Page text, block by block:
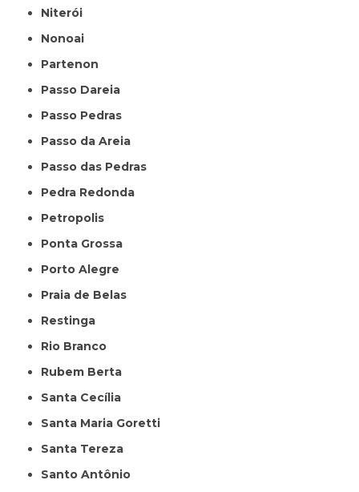
Niterói
Nonoai
Partenon
Passo Dareia
Passo Pedras
Passo da Areia
Passo das Pedras
Pedra Redonda
Petropolis
Ponta Grossa
Porto Alegre
Praia de Belas
Restinga
Rio Branco
Rubem Berta
Santa Cecília
Santa Maria Goretti
Santa Tereza
Santo Antônio